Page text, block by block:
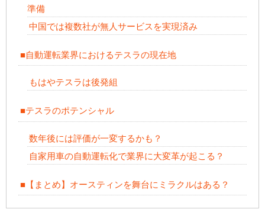
準備
中国では複数社が無人サービスを実現済み
■自動運転業界におけるテスラの現在地
もはやテスラは後発組
■テスラのポテンシャル
数年後には評価が一変するかも？
自家用車の自動運転化で業界に大変革が起こる？
■【まとめ】オースティンを舞台にミラクルはある？